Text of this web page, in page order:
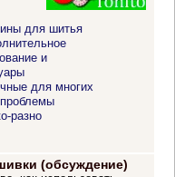
для шитья
и
для многих
разно
(обсуждение)